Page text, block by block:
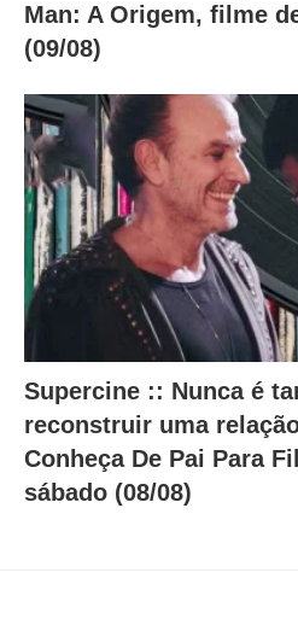
Man: A Origem, filme
(09/08)
Supercine :: Nunca é
reconstruir uma
Conheça De Pai Para
sábado (08/08)